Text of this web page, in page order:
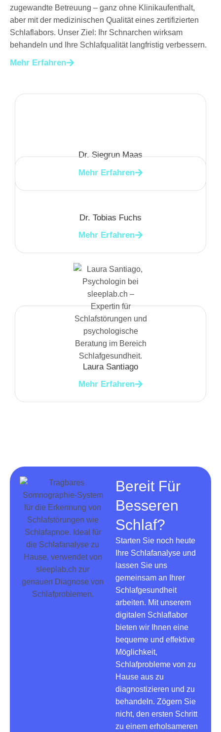
zugewandte Betreuung – ganz ohne Klinikaufenthalt,
aber mit der medizinischen Qualität eines zertifizierten
Schlaflabors. Unser Ziel: Ihr Schnarchen wirksam
behandeln und Ihre Schlafqualität langfristig verbessern.
Mehr Erfahren
Dr. Siegrun Maas
Mehr Erfahren
Dr. Tobias Fuchs
Mehr Erfahren
Laura Santiago
Mehr Erfahren
Bereit Für
Besseren
Schlaf?
Starten Sie noch heute
Ihre Schlafanalyse und
lassen Sie uns
gemeinsam an Ihrer
Schlafgesundheit
arbeiten. Mit unserem
digitalen Schlaflabor
bieten wir Ihnen eine
bequeme und effektive
Möglichkeit,
Schlafprobleme von zu
Hause aus zu
diagnostizieren und zu
behandeln. Zögern Sie
nicht, den ersten Schritt
zu einem erholsameren